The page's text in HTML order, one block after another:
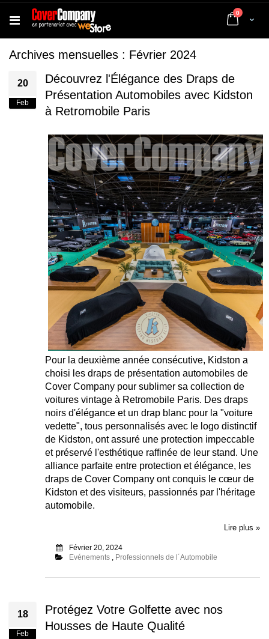
Cart
0 articles
Archives mensuelles : Février 2024
20
Feb
Découvrez l'Élégance des Draps de
Présentation Automobiles avec Kidston
à Retromobile Paris
Pour la deuxième année consécutive, Kidston a
choisi les draps de présentation automobiles de
Cover Company pour sublimer sa collection de
voitures vintage à Retromobile Paris. Des draps
noirs d'élégance et un drap blanc pour la "voiture
vedette", tous personnalisés avec le logo distinctif
de Kidston, ont assuré une protection impeccable
et préservé l'esthétique raffinée de leur stand. Une
alliance parfaite entre protection et élégance, les
draps de Cover Company ont conquis le cœur de
Kidston et des visiteurs, passionnés par l'héritage
automobile.
Lire plus »
Février 20, 2024
Evénements, Professionnels de l´Automobile
18
Feb
Protégez Votre Golfette avec nos
Housses de Haute Qualité